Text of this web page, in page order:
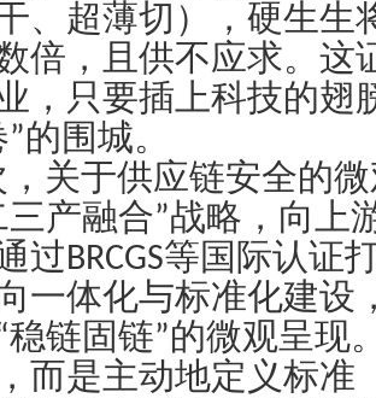
干、超薄切），硬生
倍，且供不应求。这
，只要插上科技的翅
”的围城。
关于供应链安全的微
三产融合”战略，向上
过BRCGS等国际认证
一体化与标准化建设
稳链固链”的微观呈现
而是主动地定义标准